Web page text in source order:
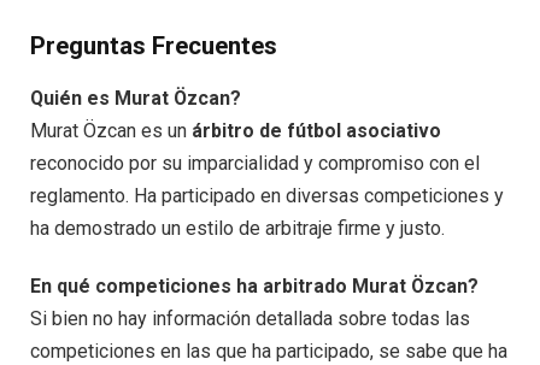
Preguntas Frecuentes
Quién es Murat Özcan?
Murat Özcan es un árbitro de fútbol asociativo
reconocido por su imparcialidad y compromiso con el
reglamento. Ha participado en diversas competiciones y
ha demostrado un estilo de arbitraje firme y justo.
En qué competiciones ha arbitrado Murat Özcan?
Si bien no hay información detallada sobre todas las
competiciones en las que ha participado, se sabe que ha